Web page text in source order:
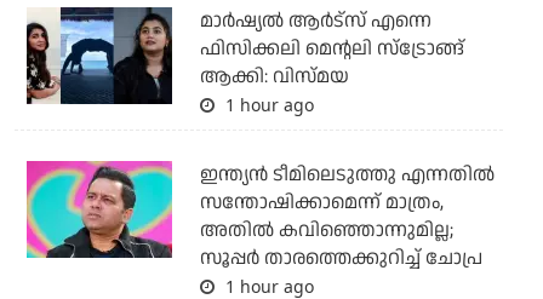
മാർഷ്യൽ ആർട്സ് എന്നെ
ഫിസിക്കലി മെന്റലി സ്ട്രോങ്ങ്
ആക്കി: വിസ്മയ
1 hour ago
ഇന്ത്യന്‍ ടീമിലെടുത്തു എന്നതില്‍
സന്തോഷിക്കാമെന്ന് മാത്രം,
അതില്‍ കവിഞ്ഞൊന്നുമില്ല;
സൂപ്പര്‍ താരത്തെക്കുറിച്ച് ചോപ്ര
1 hour ago